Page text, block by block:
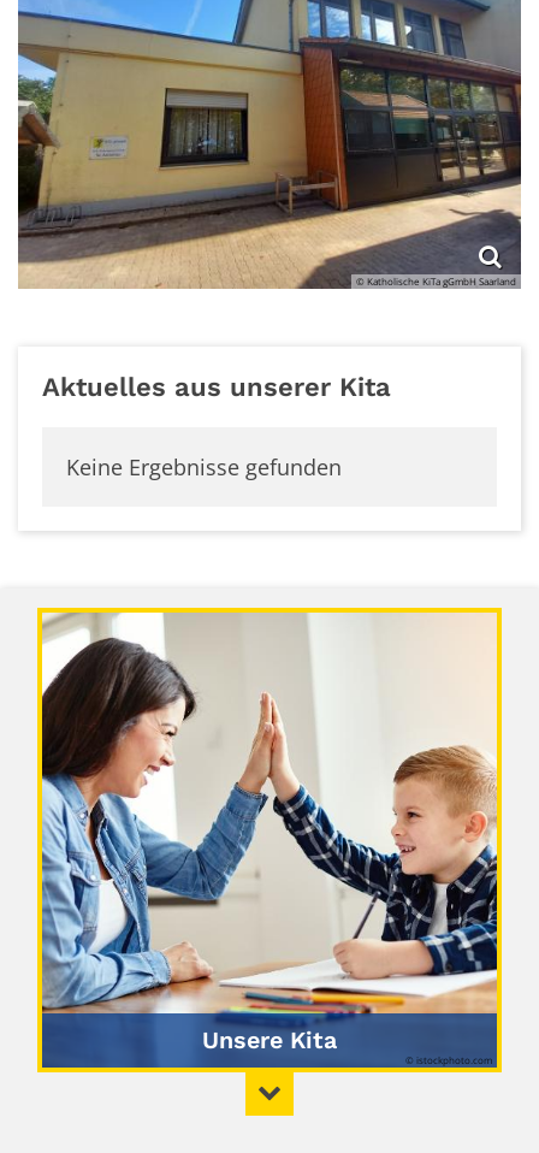
© Katholische KiTa gGmbH Saarland
Aktuelles aus unserer Kita
Keine Ergebnisse gefunden
Unsere Kita
© istockphoto.com